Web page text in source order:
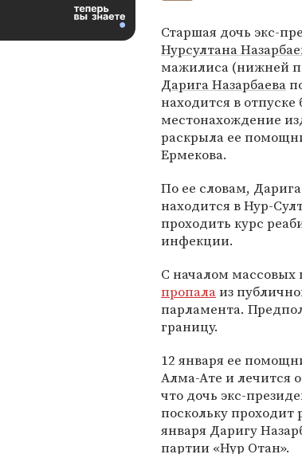
Старшая дочь экс-
Нурсултана
мажилиса (нижней
Дарига Назарбаева
находится в
местонахождение
раскрыла ее
Ермекова.
По ее словам,
находится в Нур-
проходить курс
инфекции.
С началом массовых
пропалаиз
парламента.
границу.
12 января ее
Алма-Ате и лечится
что дочь экс-
поскольку проходит
января Даригу
партии «Нур Отан».